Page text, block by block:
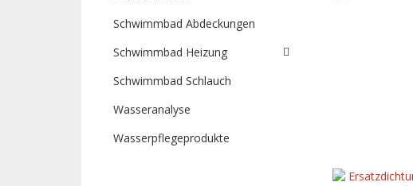
Schwimmbad Abdeckungen
Schwimmbad Heizung
Schwimmbad Schlauch
Wasseranalyse
Wasserpflegeprodukte